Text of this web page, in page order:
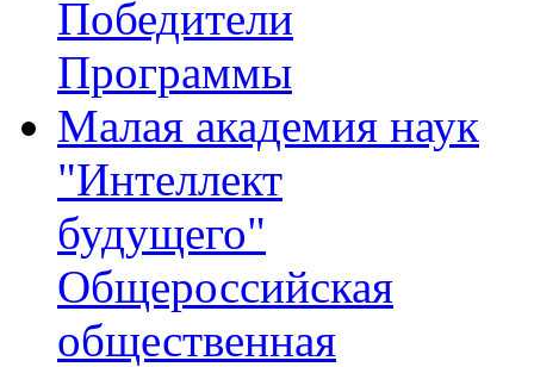
Победители
Программы
Малая академия наук
"Интеллект
будущего"
Общероссийская
общественная